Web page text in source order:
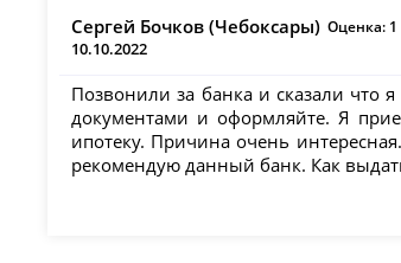
Сергей Бочков (Чебоксары)
10.10.2022
Оценка: 1
Позвонили за банка и сказали что
документами и оформляйте. Я
ипотеку. Причина очень
рекомендую данный банк. Как